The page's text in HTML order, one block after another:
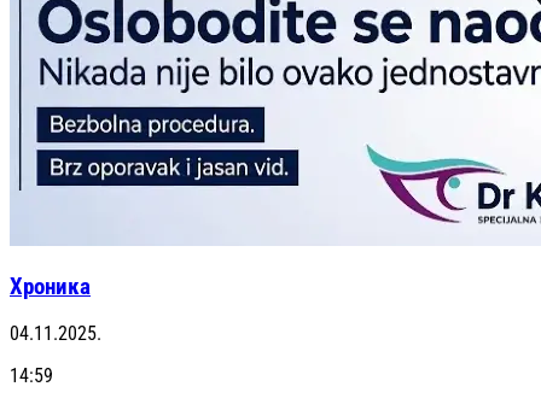
Хроника
04.11.2025.
14:59